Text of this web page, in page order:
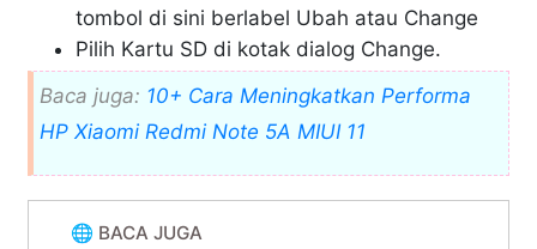
tombol di sini berlabel Ubah atau Change
Pilih Kartu SD di kotak dialog Change.
Baca juga: 10+ Cara Meningkatkan Performa
HP Xiaomi Redmi Note 5A MIUI 11
🌐 BACA JUGA